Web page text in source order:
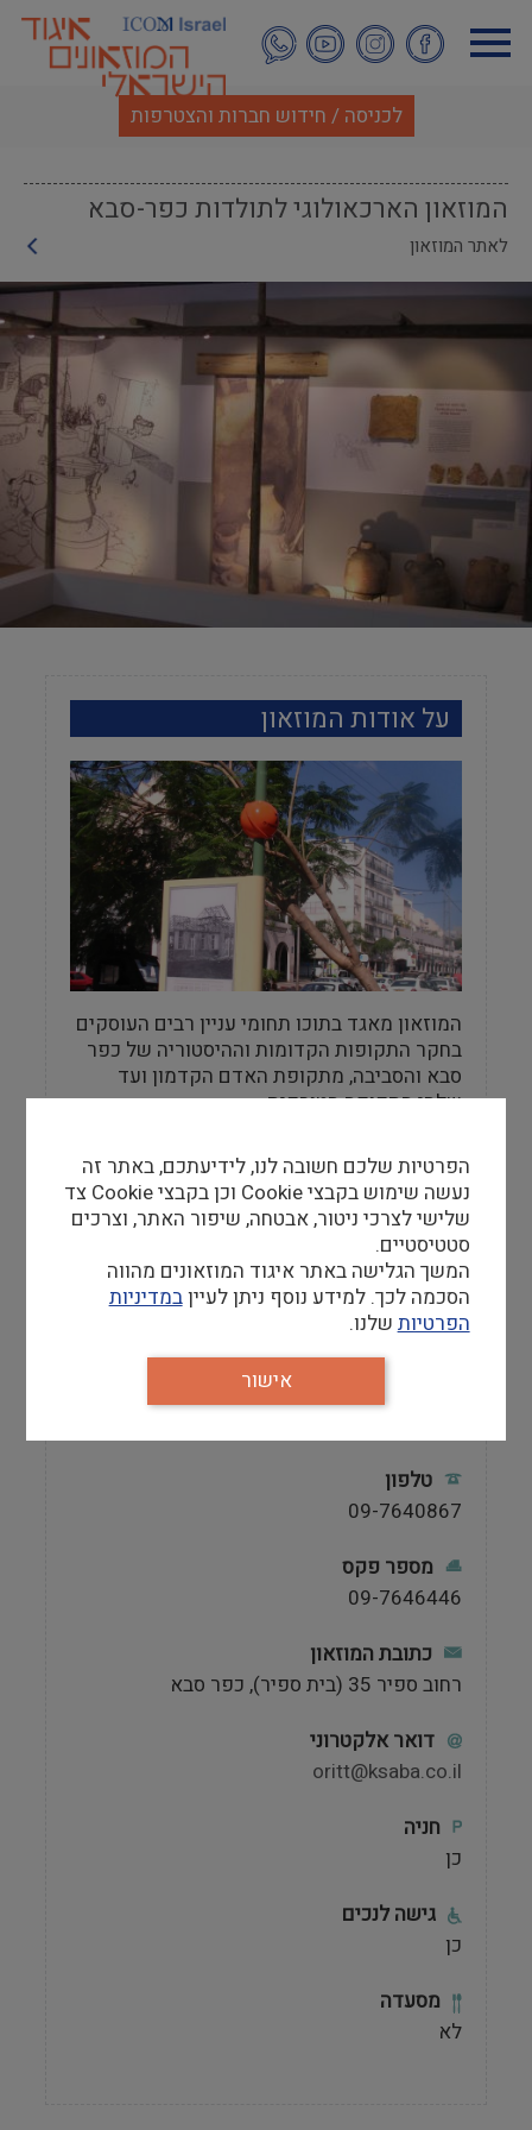
לתוכן
העיקרי
לכניסה / חידוש חברות והצטרפות
המוזאון הארכאולוגי לתולדות כפר-סבא
לאתר המוזאון
על אודות המוזאון
המוזאון מאגד בתוכו תחומי עניין רבים העוסקים
בחקר התקופות הקדומות וההיסטוריה של כפר
סבא והסביבה, מתקופת האדם הקדמון ועד
שלהי התקופה הטורקית.
מידע למבקר
שעות פתיחה
א- ה 8:00 – 13:00 יום ג 16:00 – 18:00 לקהל
הרחב ולקבוצות, בתאום מראש.
טלפון
09-7640867
מספר פקס
09-7646446
כתובת המוזאון
רחוב ספיר 35 (בית ספיר), כפר סבא
דואר אלקטרוני
oritt@ksaba.co.il
חניה
כן
גישה לנכים
כן
מסעדה
לא
הפרטיות שלכם חשובה לנו, לידיעתכם, באתר זה
נעשה שימוש בקבצי Cookie וכן בקבצי Cookie צד
שלישי לצרכי ניטור, אבטחה, שיפור האתר, וצרכים
סטטיסטיים.
המשך הגלישה באתר איגוד המוזאונים מהווה
הסכמה לכך. למידע נוסף ניתן לעייןבמדיניות
הפרטיות שלנו.
אישור